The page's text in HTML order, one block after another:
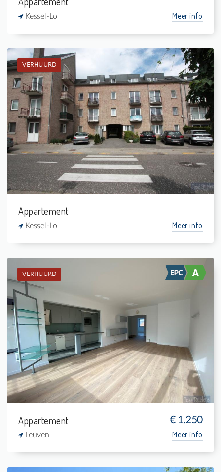
Kessel-Lo Meer info
VERHUURD
Verhuurd: Gelijkvloers app.
1
-
1
46 m²
Appartement
Kessel-Lo Meer info
VERHUURD
Verhuurd: Appartement
2
6 m²
1
84 m²
Appartement € 1.250
Leuven Meer info